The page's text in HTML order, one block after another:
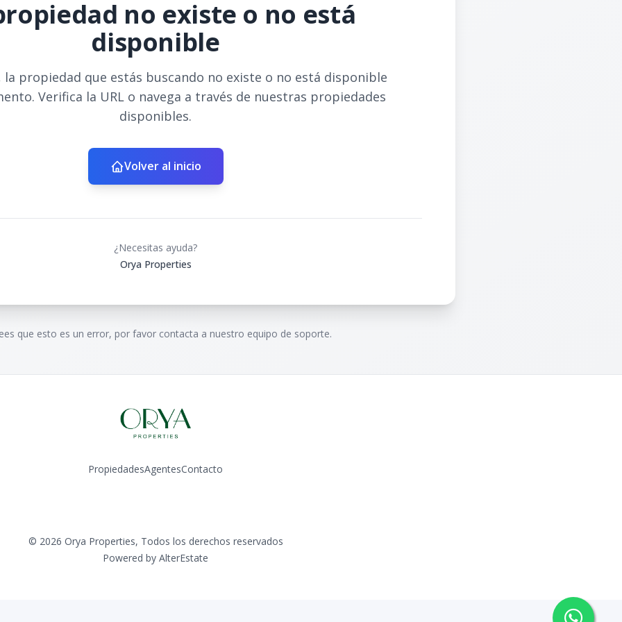
no existe o no está
disponible
propiedad que estás buscando no existe o no está disponible
Verifica la URL o navega a través de nuestras propiedades
disponibles.
Volver al inicio
¿Necesitas ayuda?
Orya Properties
que esto es un error, por favor contacta a nuestro equipo de soporte.
PropiedadesAgentesContacto
© 2026 Orya Properties, Todos los derechos reservados
Powered by AlterEstate